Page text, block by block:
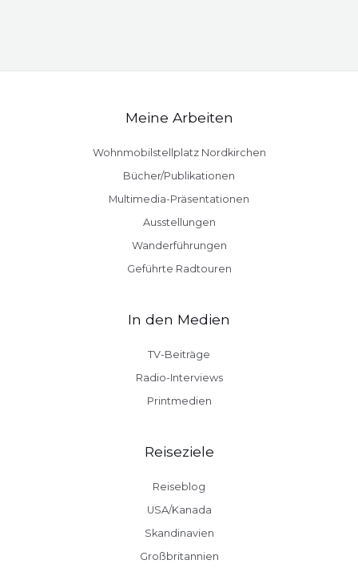
Meine Arbeiten
Wohnmobilstellplatz Nordkirchen
Bücher/Publikationen
Multimedia-Präsentationen
Ausstellungen
Wanderführungen
Geführte Radtouren
In den Medien
TV-Beiträge
Radio-Interviews
Printmedien
Reiseziele
Reiseblog
USA/Kanada
Skandinavien
Großbritannien